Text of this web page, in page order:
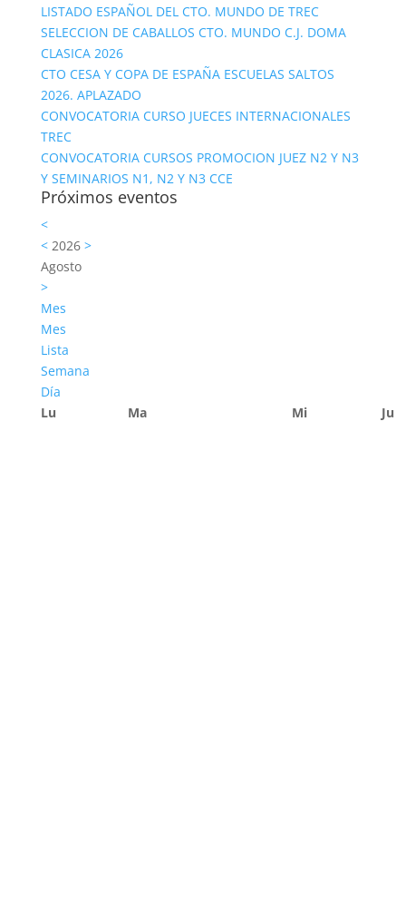
LISTADO ESPAÑOL DEL CTO. MUNDO DE TREC
SELECCION DE CABALLOS CTO. MUNDO C.J. DOMA
CLASICA 2026
CTO CESA Y COPA DE ESPAÑA ESCUELAS SALTOS
2026. APLAZADO
CONVOCATORIA CURSO JUECES INTERNACIONALES
TREC
CONVOCATORIA CURSOS PROMOCION JUEZ N2 Y N3
Y SEMINARIOS N1, N2 Y N3 CCE
Próximos eventos
<
<2026 >
Agosto
>
Mes
Mes
Lista
Semana
Día
Lu
Ma Mi Ju